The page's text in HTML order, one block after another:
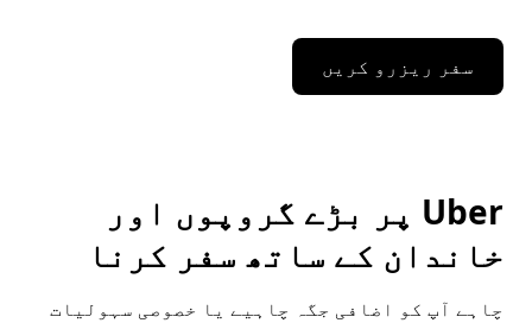
سفر ریزرو کریں
Uber پر بڑے گروپوں اور
خاندان کے ساتھ سفر کرنا
چاہے آپ کو اضافی جگہ چاہیے یا خصوصی سہولیات